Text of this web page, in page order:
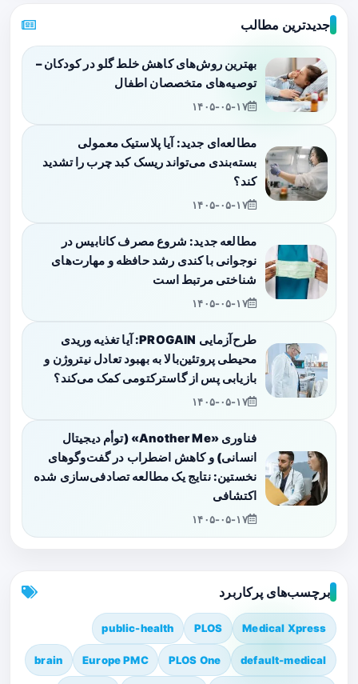
جدیدترین مطالب
بهترین روش‌های کاهش خلط گلو در کودکان –
توصیه‌های متخصصان اطفال
۱۴۰۵-۰۵-۱۷
مطالعه‌ای جدید: آیا پلاستیک معمولی
بسته‌بندی می‌تواند ریسک کبد چرب را تشدید
کند؟
۱۴۰۵-۰۵-۱۷
مطالعه جدید: شروع مصرف کانابیس در
نوجوانی با کندی رشد حافظه و مهارت‌های
شناختی مرتبط است
۱۴۰۵-۰۵-۱۷
طرح‌آزمایی PROGAIN: آیا تغذیه وریدی
محیطی پروتئین‌بالا به بهبود تعادل نیتروژن و
بازیابی پس از گاسترکتومی کمک می‌کند؟
۱۴۰۵-۰۵-۱۷
فناوری «Another Me» (توأم دیجیتال
انسانی) و کاهش اضطراب در گفت‌وگوهای
نخستین: نتایج یک مطالعه تصادفی‌سازی شده
اکتشافی
۱۴۰۵-۰۵-۱۷
برچسب‌های پرکاربرد
Medical Xpress
PLOS
public-health
default-medical
PLOS One
Europe PMC
brain